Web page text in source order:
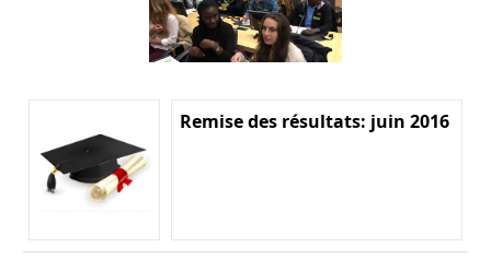
Remise des résultats: juin 2016